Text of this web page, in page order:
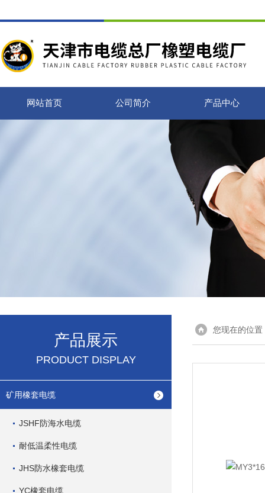
网站首页 公司简介 产品中心
产品展示
PRODUCT DISPLAY
矿用橡套电缆
JSHF防海水电缆
耐低温柔性电缆
JHS防水橡套电缆
YC橡套电缆
您现在的位置